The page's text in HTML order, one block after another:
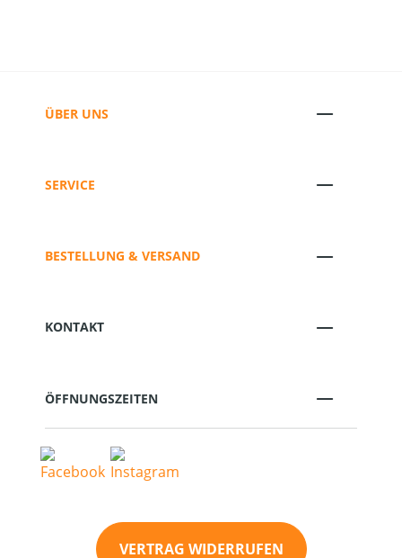
ÜBER UNS
SERVICE
BESTELLUNG & VERSAND
KONTAKT
ÖFFNUNGSZEITEN
VERTRAG WIDERRUFEN